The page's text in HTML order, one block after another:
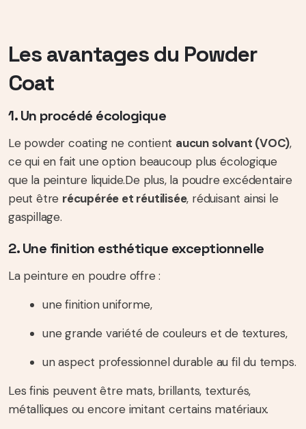
Les avantages du Powder
Coat
1. Un procédé écologique
Le powder coating ne contient aucun solvant (VOC),
ce qui en fait une option beaucoup plus écologique
que la peinture liquide.De plus, la poudre excédentaire
peut être récupérée et réutilisée, réduisant ainsi le
gaspillage.
2. Une finition esthétique exceptionnelle
La peinture en poudre offre :
une finition uniforme,
une grande variété de couleurs et de textures,
un aspect professionnel durable au fil du temps.
Les finis peuvent être mats, brillants, texturés,
métalliques ou encore imitant certains matériaux.